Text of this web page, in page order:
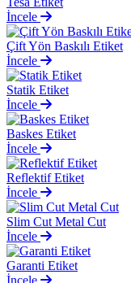
İncele
Çift Yön Baskılı Etiket
İncele
Statik Etiket
İncele
Baskes Etiket
İncele
Reflektif Etiket
İncele
Slim Cut Metal Cut
İncele
Garanti Etiket
İncele